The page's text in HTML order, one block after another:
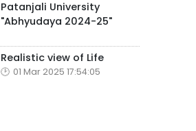
Patanjali University
"Abhyudaya 2024-25"
Realistic view of Life
01 Mar 2025 17:54:05